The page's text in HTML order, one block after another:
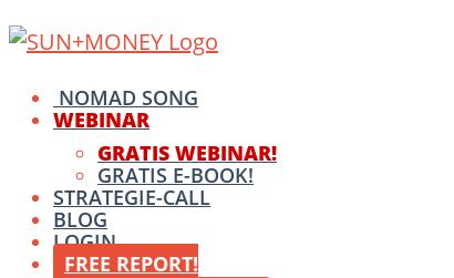
Skip
to
content
Home
MenuNOMAD SONG
WEBINAR
GRATIS WEBINAR!
GRATIS E-BOOK!
STRATEGIE-CALL
BLOG
LOGIN
FREE REPORT!